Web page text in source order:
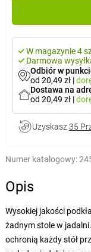
W magazynie 4
Darmowa
Odbiór w
od 20,49 zł |
Dostawa na
od 20,49 zł |
Uzyskasz 35
Numer katalogowy:
Opis
Wysokiej jakości
żadnym stole w
ochronią każdy stół